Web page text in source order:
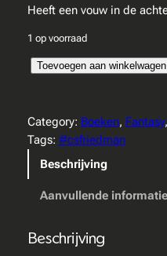
Heeft een vouw in de
1 op voorraad
.
F
a
Toevoegen aan winkelwagen
Category: Boeken, Fantasy,
Tags: #csfriedman
Beschrijving
Aanvullende informatie
Beschrijving